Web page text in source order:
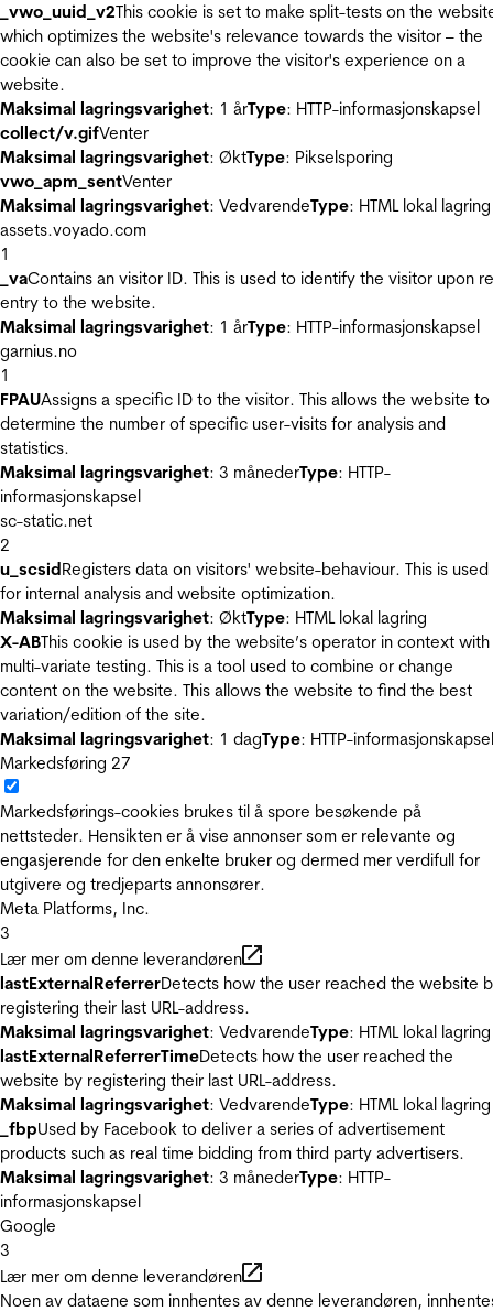
_vwo_uuid_v2This cookie is set to make split-tests on the
which optimizes the website's relevance towards the visitor – the
cookie can also be set to improve the visitor's experience on a
website.
Maksimal lagringsvarighet: 1 årType: HTTP-informasjonskapsel
collect/v.gifVenter
Maksimal lagringsvarighet: ØktType: Pikselsporing
vwo_apm_sentVenter
Maksimal lagringsvarighet: VedvarendeType: HTML lokal lagring
assets.voyado.com
1
_vaContains an visitor ID. This is used to identify the visitor upon
entry to the website.
Maksimal lagringsvarighet: 1 årType: HTTP-informasjonskapsel
garnius.no
1
FPAUAssigns a specific ID to the visitor. This allows the website to
determine the number of specific user-visits for analysis and
statistics.
Maksimal lagringsvarighet: 3 månederType: HTTP-
informasjonskapsel
sc-static.net
2
u_scsidRegisters data on visitors' website-behaviour. This is used
for internal analysis and website optimization.
Maksimal lagringsvarighet: ØktType: HTML lokal lagring
X-ABThis cookie is used by the website’s operator in context with
multi-variate testing. This is a tool used to combine or change
content on the website. This allows the website to find the best
variation/edition of the site.
Maksimal lagringsvarighet: 1 dagType: HTTP-informasjonskapsel
Markedsføring 27
Markedsførings-cookies brukes til å spore besøkende på
nettsteder. Hensikten er å vise annonser som er relevante og
engasjerende for den enkelte bruker og dermed mer verdifull for
utgivere og tredjeparts annonsører.
Meta Platforms, Inc.
3
Lær mer om denne leverandøren
lastExternalReferrerDetects how the user reached the website
registering their last URL-address.
Maksimal lagringsvarighet: VedvarendeType: HTML lokal lagring
lastExternalReferrerTimeDetects how the user reached the
website by registering their last URL-address.
Maksimal lagringsvarighet: VedvarendeType: HTML lokal lagring
_fbpUsed by Facebook to deliver a series of advertisement
products such as real time bidding from third party advertisers.
Maksimal lagringsvarighet: 3 månederType: HTTP-
informasjonskapsel
Google
3
Lær mer om denne leverandøren
Noen av dataene som innhentes av denne leverandøren,